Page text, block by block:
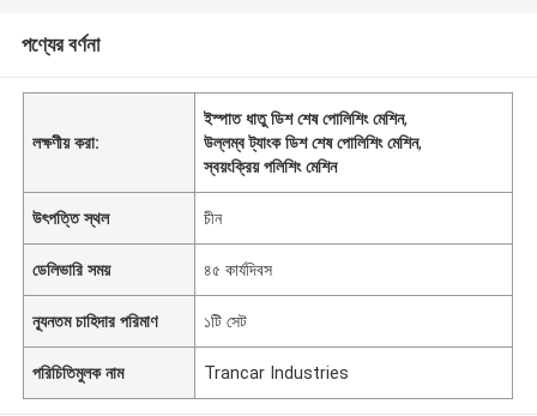
পণ্যের বর্ণনা
লক্ষণীয় করা:
ইস্পাত ধাতু ডিশ শেষ পোলিশিং মেশিন,
উল্লম্ব ট্যাংক ডিশ শেষ পোলিশিং মেশিন,
স্বয়ংক্রিয় পলিশিং মেশিন
উৎপত্তি স্থল চীন
ডেলিভারি সময় ৪৫ কার্যদিবস
ন্যূনতম চাহিদার পরিমাণ ১টি সেট
পরিচিতিমুলক নাম Trancar Industries